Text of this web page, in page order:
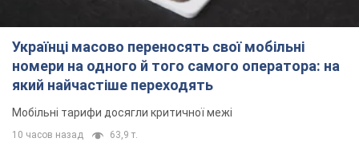
Українці масово переносять свої мобільні
номери на одного й того самого оператора: на
який найчастіше переходять
Мобільні тарифи досягли критичної межі
10 часов назад 63,9 т.